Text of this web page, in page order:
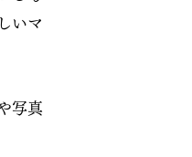
いマ
写真